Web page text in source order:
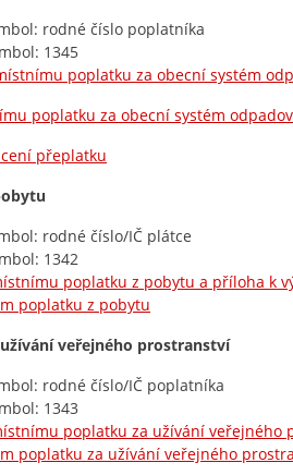
rodné číslo poplatníka
1345
poplatku za obecní systém
poplatku za obecní systém
přeplatku
rodné číslo/IČ plátce
1342
poplatku z pobytu a příloha k
poplatku z pobytu
veřejného prostranství
rodné číslo/IČ poplatníka
1343
poplatku za užívání veřejného
poplatku za užívání veřejného